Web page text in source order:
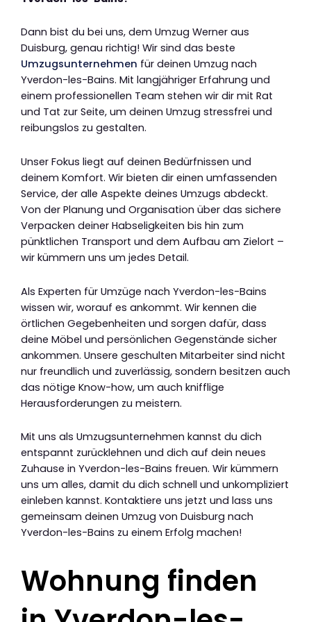
Dann bist du bei uns, dem Umzug Werner aus
Duisburg, genau richtig! Wir sind das beste
Umzugsunternehmen für deinen Umzug nach
Yverdon-les-Bains. Mit langjähriger Erfahrung und
einem professionellen Team stehen wir dir mit Rat
und Tat zur Seite, um deinen Umzug stressfrei und
reibungslos zu gestalten.
Unser Fokus liegt auf deinen Bedürfnissen und
deinem Komfort. Wir bieten dir einen umfassenden
Service, der alle Aspekte deines Umzugs abdeckt.
Von der Planung und Organisation über das sichere
Verpacken deiner Habseligkeiten bis hin zum
pünktlichen Transport und dem Aufbau am Zielort –
wir kümmern uns um jedes Detail.
Als Experten für Umzüge nach Yverdon-les-Bains
wissen wir, worauf es ankommt. Wir kennen die
örtlichen Gegebenheiten und sorgen dafür, dass
deine Möbel und persönlichen Gegenstände sicher
ankommen. Unsere geschulten Mitarbeiter sind nicht
nur freundlich und zuverlässig, sondern besitzen auch
das nötige Know-how, um auch knifflige
Herausforderungen zu meistern.
Mit uns als Umzugsunternehmen kannst du dich
entspannt zurücklehnen und dich auf dein neues
Zuhause in Yverdon-les-Bains freuen. Wir kümmern
uns um alles, damit du dich schnell und unkompliziert
einleben kannst. Kontaktiere uns jetzt und lass uns
gemeinsam deinen Umzug von Duisburg nach
Yverdon-les-Bains zu einem Erfolg machen!
Wohnung finden